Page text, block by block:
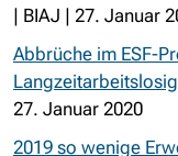
| BIAJ | 27. Januar
Abbrüche im ESF-
27. Januar 2020
2019 so wenige